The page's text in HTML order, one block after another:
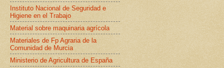
Instituto Nacional de Seguridad e
Higiene en el Trabajo
Material sobre maquinaria agrícola
Materiales de Fp Agraria de la
Comunidad de Murcia
Ministerio de Agricultura de España